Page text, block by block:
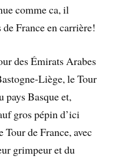
comme ca, il
France en carrière!
des Émirats Arabes
Liège, le Tour
pays Basque et,
gros pépin d’ici
de France, avec
grimpeur et du